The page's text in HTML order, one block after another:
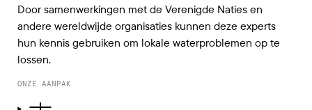
Door samenwerkingen met de Verenigde Naties en
andere wereldwijde organisaties kunnen deze experts
hun kennis gebruiken om lokale waterproblemen op te
lossen.
ONZE AANPAK